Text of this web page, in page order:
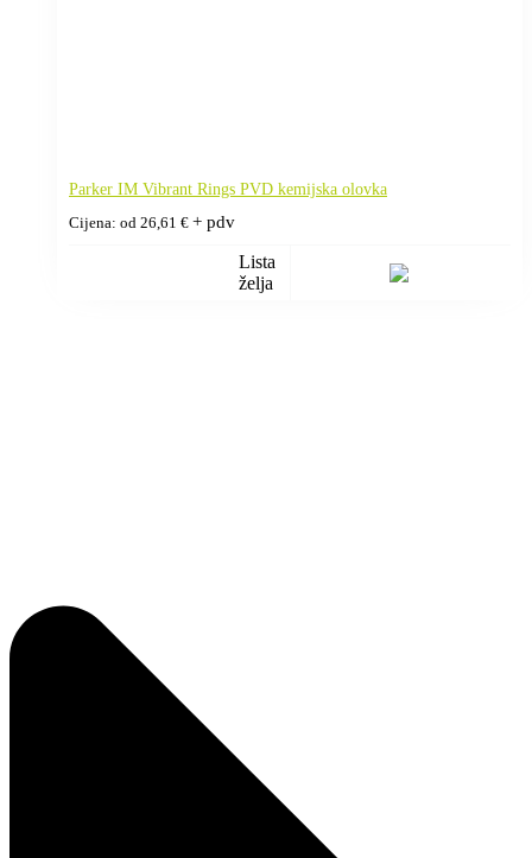
Parker IM Vibrant Rings PVD kemijska olovka
Cijena: od 26,61 € + pdv
Lista
želja